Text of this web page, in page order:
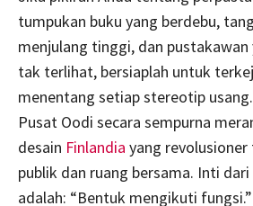
tumpukan buku yang berdebu,
menjulang tinggi, dan pustakawan
tak terlihat, bersiaplah untuk
menentang setiap stereotip
Pusat Oodi secara sempurna
desain Finlandia yang
publik dan ruang bersama. Inti
adalah: “Bentuk mengikuti